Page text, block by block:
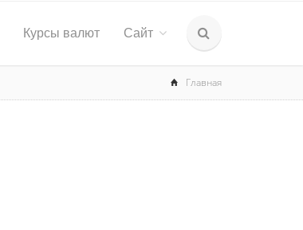
Курсы валют Сайт
Главная